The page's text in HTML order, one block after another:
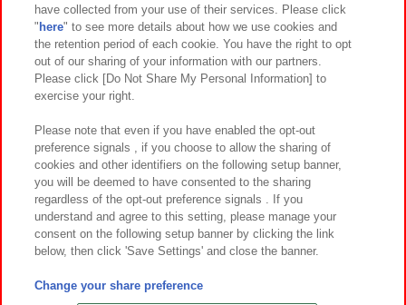
関連会社 サステナビリティ サイトポリシー
プライバシーポリシー ウェブアクセシビリティ方針と検証結果
お取引先さまとともに
カスタマーハラスメント対応方針 よくあるご質問・お問い合わせ
©Bandai Namco Amusement Inc.
©Bandai Namco Amusement Lab Inc.
have collected from your use of their services. Please click
" here" to see more details about how we use cookies and
the retention period of each cookie. You have the right to opt
out of our sharing of your information with our partners.
Please click [Do Not Share My Personal Information] to
exercise your right.
Please note that even if you have enabled the opt-out
preference signals , if you choose to allow the sharing of
cookies and other identifiers on the following setup banner,
you will be deemed to have consented to the sharing
regardless of the opt-out preference signals . If you
understand and agree to this setting, please manage your
consent on the following setup banner by clicking the link
below, then click 'Save Settings' and close the banner.
Change your share preference